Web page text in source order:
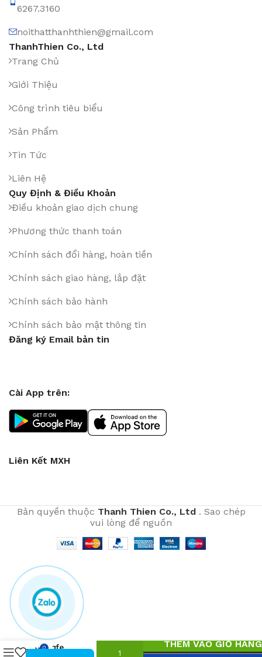
6267.3160
noithatthanhthien@gmail.com
ThanhThien Co., Ltd
Trang Chủ
Giới Thiệu
Công trình tiêu biểu
Sản Phẩm
Tin Tức
Liên Hệ
Quy Định & Điều Khoản
Điều khoản giao dịch chung
Phương thức thanh toán
Chính sách đổi hàng, hoàn tiền
Chính sách giao hàng, lắp đặt
Chính sách bảo hành
Chính sách bảo mật thông tin
Đăng ký Email bản tin
Cài App trên:
Liên Kết MXH
Bản quyền thuộc Thanh Thien Co., Ltd. Sao chép
vui lòng để nguồn
Ghế
cafe
THÊM VÀO GIỎ HÀNG
0
0943594386